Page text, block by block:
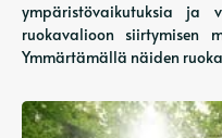
ympäristövaikutuksia ja
ruokavalioon siirtymisen
Ymmärtämällä näiden